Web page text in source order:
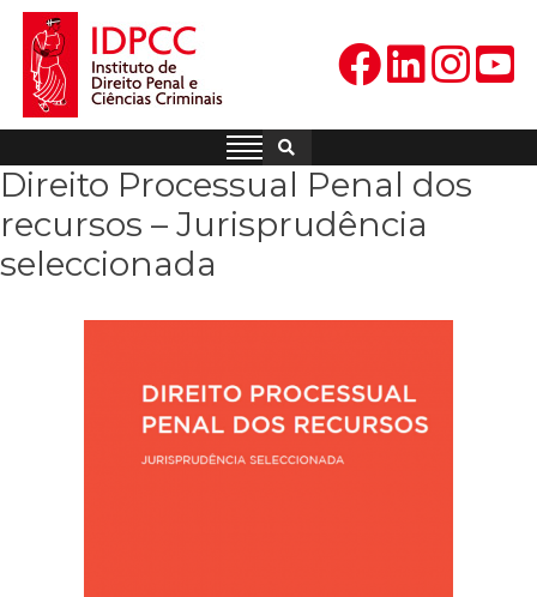
Skip
content
IDPCC
Instituto de Direito Penal e
Direito Processual Penal dos
recursos – Jurisprudência
seleccionada